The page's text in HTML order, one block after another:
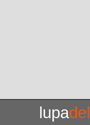
lupadel